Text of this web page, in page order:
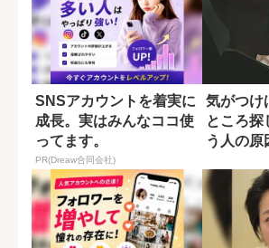
SNSアカウントを着実に
成長。実はみんなココ使
ってます。
PR(Dreaw合同会社)
気がつけ
ところ探
う人の原